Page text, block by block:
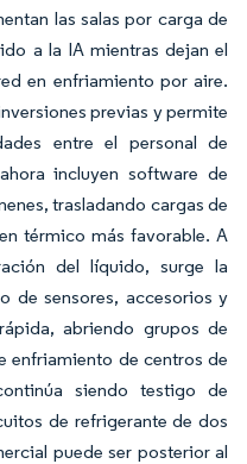
las salas por carga de
a la IA mientras dejan el
en enfriamiento por aire.
previas y permite
entre el personal de
incluyen software de
trasladando cargas de
térmico más favorable. A
del líquido, surge la
de sensores, accesorios y
abriendo grupos de
enfriamiento de centros de
siendo testigo de
de refrigerante de dos
puede ser posterior al